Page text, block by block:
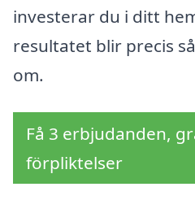
investerar du i ditt
resultatet blir precis
om.
Få 3 erbjudanden,
förpliktelser